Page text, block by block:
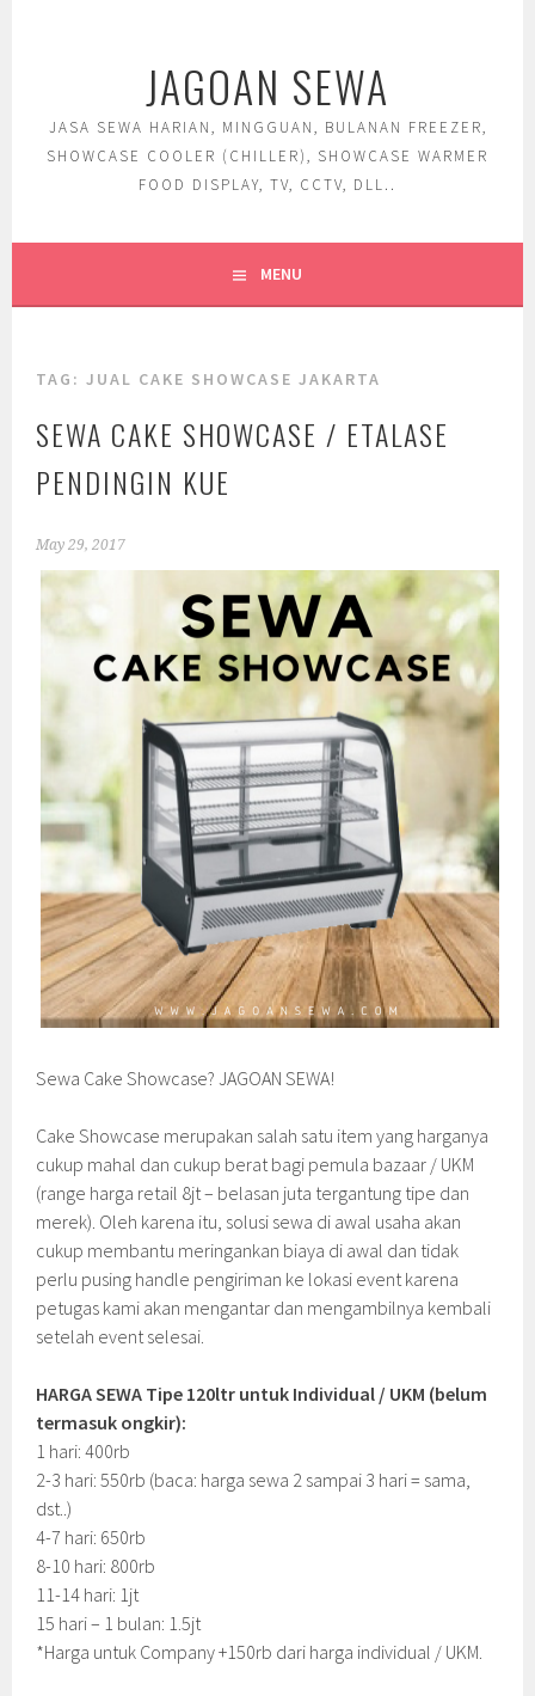
JAGOAN SEWA
JASA SEWA HARIAN, MINGGUAN, BULANAN FREEZER,
SHOWCASE COOLER (CHILLER), SHOWCASE WARMER
FOOD DISPLAY, TV, CCTV, DLL..
MENU
TAG:JUAL CAKE SHOWCASE JAKARTA
SEWA CAKE SHOWCASE / ETALASE
PENDINGIN KUE
May 29, 2017
Sewa Cake Showcase? JAGOAN SEWA!
Cake Showcase merupakan salah satu item yang harganya
cukup mahal dan cukup berat bagi pemula bazaar / UKM
(range harga retail 8jt – belasan juta tergantung tipe dan
merek). Oleh karena itu, solusi sewa di awal usaha akan
cukup membantu meringankan biaya di awal dan tidak
perlu pusing handle pengiriman ke lokasi event karena
petugas kami akan mengantar dan mengambilnya kembali
setelah event selesai.
HARGA SEWA Tipe 120ltr untuk Individual / UKM (belum
termasuk ongkir):
1 hari: 400rb
2-3 hari: 550rb (baca: harga sewa 2 sampai 3 hari = sama,
dst..)
4-7 hari: 650rb
8-10 hari: 800rb
11-14 hari: 1jt
15 hari – 1 bulan: 1.5jt
*Harga untuk Company +150rb dari harga individual / UKM.